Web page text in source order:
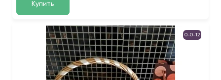
Купить
0-0-12